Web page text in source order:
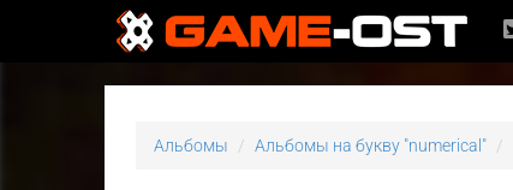
Альбомы Альбомы на букву "numerical"